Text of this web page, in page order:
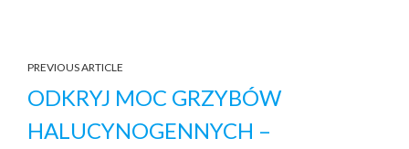
PREVIOUS ARTICLE
ODKRYJ MOC GRZYBÓW
HALUCYNOGENNYCH –